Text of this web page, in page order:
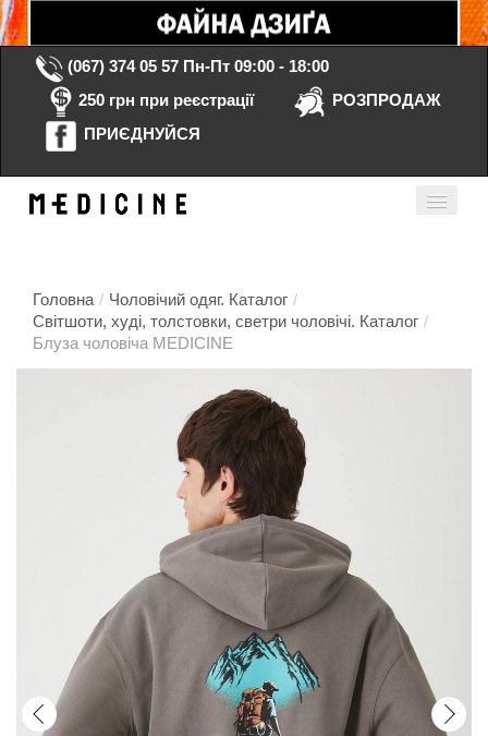
(067) 374 05 57 Пн-Пт 09:00 - 18:00
250 грн при реєстрації
РОЗПРОДАЖ
ПРИЄДНУЙСЯ
Головна / Чоловічий одяг. Каталог /
Світшоти, худі, толстовки, светри чоловічі. Каталог /
Блуза чоловіча MEDICINE